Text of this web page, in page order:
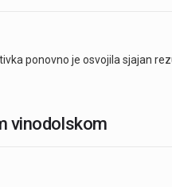
ponovno je osvojila sjajan
vinodolskom